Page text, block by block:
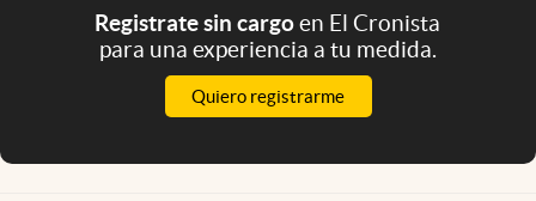
Registrate sin cargoen El Cronista
para una experiencia a tu medida.
Quiero registrarme